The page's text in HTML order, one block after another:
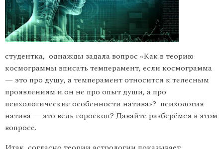
студентка, однажды задала вопрос «Как в теорию
космограммы вписать темперамент, если космограмма
— это про душу, а темперамент относится к телесным
проявлениям и он не про опыт души, а про
психологические особенности натива»? психология
натива — это ведь гороскоп? Давайте разберёмся в этом
вопросе.